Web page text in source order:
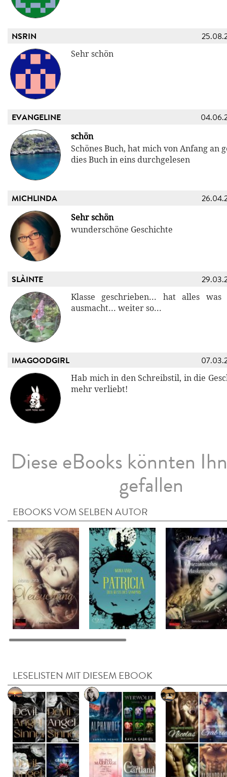
NSRIN
Sehr schön
EVANGELINE
schön
Schönes Buch, hat mich von Anfang an
dies Buch in eins durchgelesen
MICHLINDA
Sehr schön
wunderschöne Geschichte
SLÀINTE
Klasse geschrieben... hat alles
ausmacht... weiter so...
IMAGOODGIRL
Hab mich in den Schreibstil, in die
mehr verliebt!
Diese eBooks könnten
gefallen
EBOOKS VOM SELBEN AUTOR
LESELISTEN MIT DIESEM EBOOK